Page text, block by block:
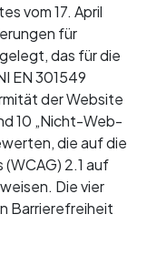
vom 17. April
für
das für die
EN 301549
der Website
10 „Nicht-Web-
die auf die
2.1 auf
Die vier
Barrierefreiheit